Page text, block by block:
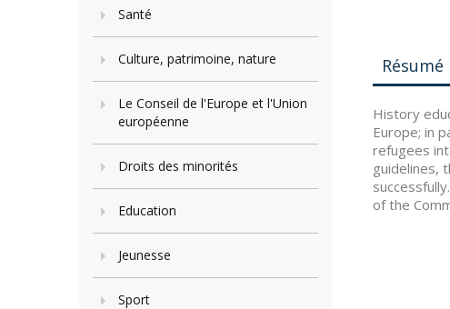
Santé
Culture, patrimoine, nature
Le Conseil de l'Europe et l'Union
européenne
Droits des minorités
Education
Jeunesse
Sport
Résumé
History
Europe; in
refugees
guidelines,
of the